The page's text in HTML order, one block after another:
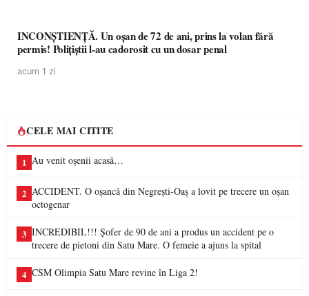
INCONȘTIENȚĂ. Un oșan de 72 de ani, prins la volan fără
permis! Polițiștii l-au cadorosit cu un dosar penal
acum 1 zi
CELE MAI CITITE
1 Au venit oșenii acasă…
2 ACCIDENT. O oșancă din Negrești-Oaș a lovit pe trecere un oșan
octogenar
3 INCREDIBIL!!! Șofer de 90 de ani a produs un accident pe o
trecere de pietoni din Satu Mare. O femeie a ajuns la spital
4 CSM Olimpia Satu Mare revine în Liga 2!